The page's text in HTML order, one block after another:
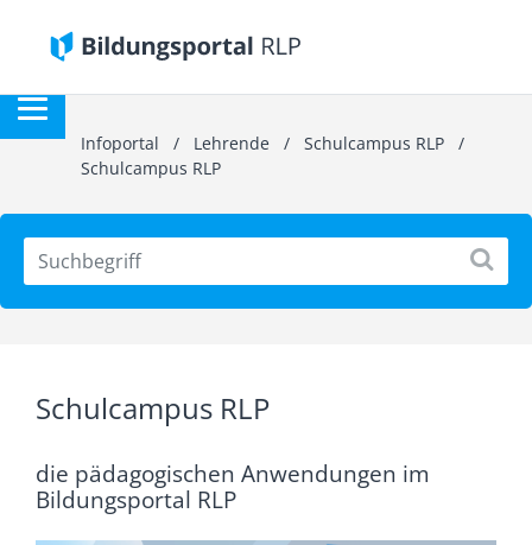
Infoportal / Lehrende / Schulcampus RLP /
Schulcampus RLP
Schulcampus RLP
die pädagogischen Anwendungen im
Bildungsportal RLP